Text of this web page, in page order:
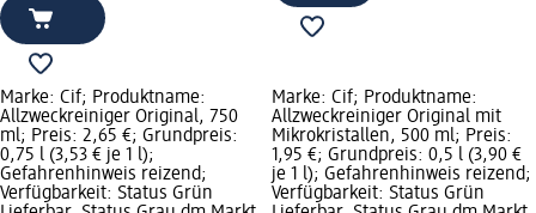
Marke: Cif; Produktname:
Allzweckreiniger Original, 750
ml; Preis: 2,65 €; Grundpreis:
0,75 l (3,53 € je 1 l);
Gefahrenhinweis reizend;
Verfügbarkeit: Status Grün
Marke: Cif; Produktname:
Allzweckreiniger Original mit
Mikrokristallen, 500 ml; Preis:
1,95 €; Grundpreis: 0,5 l (3,90 €
je 1 l); Gefahrenhinweis reizend;
Verfügbarkeit: Status Grün